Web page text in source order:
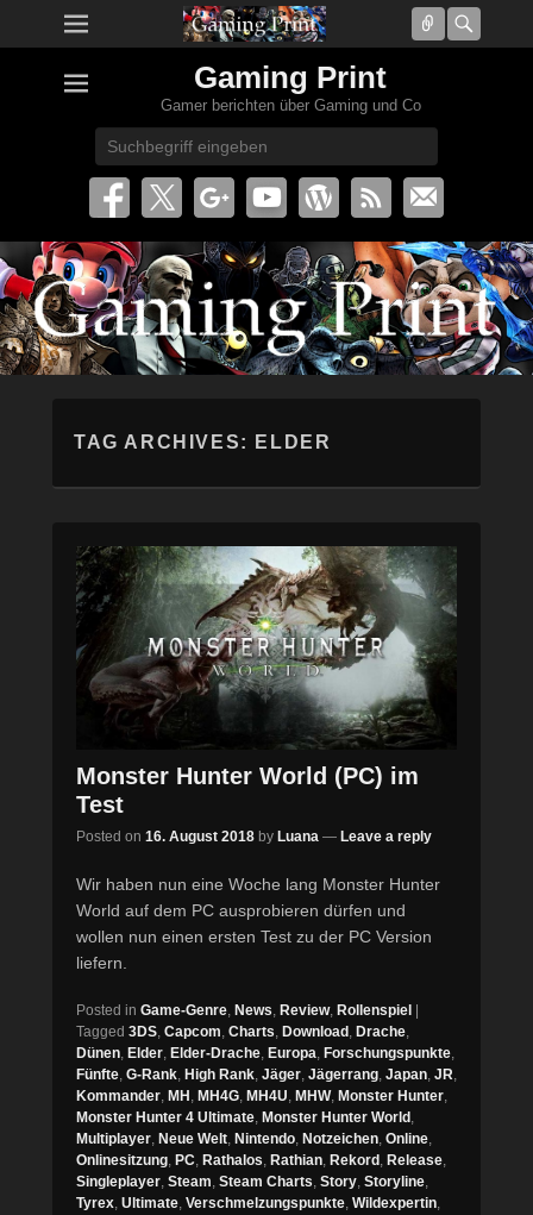
Connect
Gaming Print
Gamer berichten über Gaming und Co
TAG ARCHIVES: ELDER
Monster Hunter World (PC) im
Test
Posted on 16. August 2018 by Luana — Leave a reply
Wir haben nun eine Woche lang Monster Hunter
World auf dem PC ausprobieren dürfen und
wollen nun einen ersten Test zu der PC Version
liefern.
Posted in Game-Genre, News, Review, Rollenspiel
Tagged 3DS, Capcom, Charts, Download , Drache,
Dünen, Elder, Elder-Drache, Europa, Forschungspunkte,
Fünfte, G-Rank, High Rank, Jäger, Jägerrang, Japan, JR,
Kommander, MH , MH4G, MH4U, MHW, Monster Hunter,
Monster Hunter 4 Ultimate, Monster Hunter World ,
Multiplayer, Neue Welt, Nintendo, Notzeichen, Online,
Onlinesitzung, PC, Rathalos, Rathian, Rekord , Release,
Singleplayer, Steam, Steam Charts, Story, Storyline,
Tyrex, Ultimate, Verschmelzungspunkte, Wildexpertin,